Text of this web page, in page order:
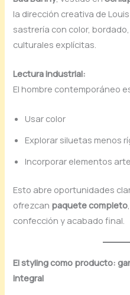
la dirección creativa de
sastrería con color,
culturales explícitas.
Lectura industrial:
El hombre contemporáneo
Usar color
Explorar siluetas menos
Incorporar elementos
Esto abre oportunidades
ofrezcan paquete completo
confección y acabado final.
El styling como producto:
integral